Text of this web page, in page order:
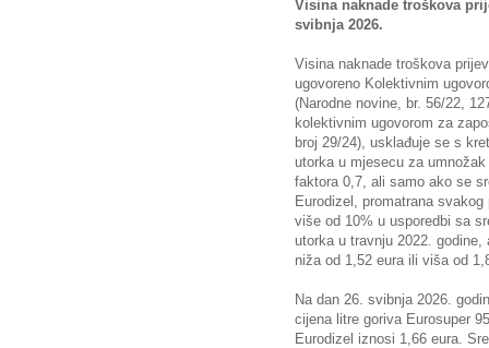
Visina naknade troškova
svibnja 2026.
Visina naknade troškova
ugovoreno Kolektivnim
(Narodne novine, br. 56/22,
kolektivnim ugovorom za
broj 29/24), usklađuje se s
utorka u mjesecu za
faktora 0,7, ali samo ako se
Eurodizel, promatrana
više od 10% u usporedbi sa
utorka u travnju 2022.
niža od 1,52 eura ili viša od
Na dan 26. svibnja 2026.
cijena litre goriva Eurosuper
Eurodizel iznosi 1,66 eura.